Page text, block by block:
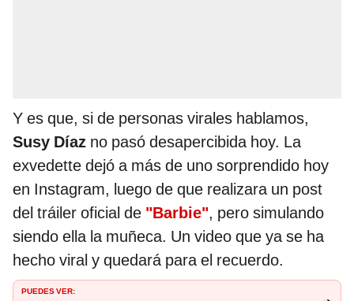
Y es que, si de personas virales hablamos,
Susy Díaz no pasó desapercibida hoy. La
exvedette dejó a más de uno sorprendido hoy
en Instagram, luego de que realizara un post
del tráiler oficial de "Barbie", pero simulando
siendo ella la muñeca. Un video que ya se ha
hecho viral y quedará para el recuerdo.
PUEDES VER: